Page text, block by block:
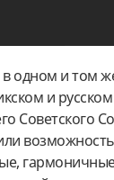
одном и том
и
Советского